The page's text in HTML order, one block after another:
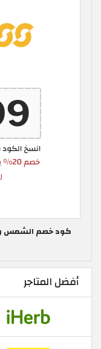
كود خصم الشمس
أفضل المتاجر